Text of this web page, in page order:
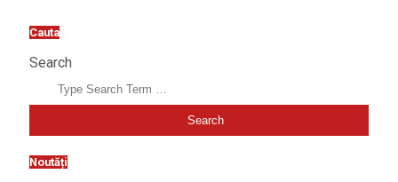
Cauta
Search
Noutăți